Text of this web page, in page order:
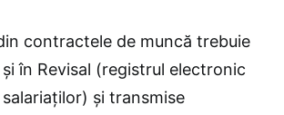
contractele de muncă trebuie
în Revisal (registrul electronic
și transmise